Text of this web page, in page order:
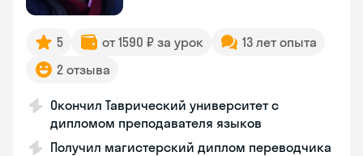
5 от 1590 ₽ за урок
13 лет опыта
2 отзыва
Окончил Таврический университет с
дипломом преподавателя языков
Получил магистерский диплом переводчика